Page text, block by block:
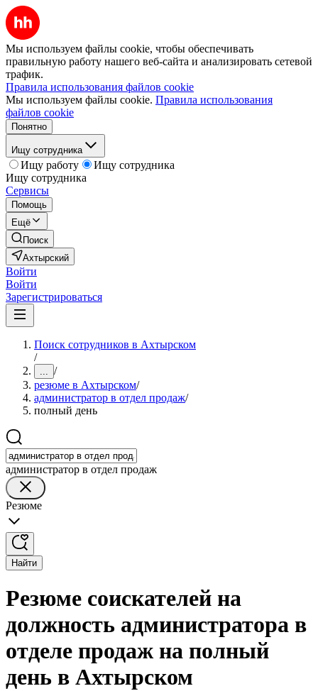
Мы используем файлы cookie, чтобы обеспечивать
правильную работу нашего веб-сайта и анализировать сетевой
трафик.
Правила использования файлов cookie
Мы используем файлы cookie. Правила использования
файлов cookie
Понятно
Ищу сотрудника
Ищу работу
Ищу сотрудника
Ищу сотрудника
Сервисы
Помощь
Ещё
Поиск
Ахтырский
Войти
Войти
Зарегистрироваться
Поиск сотрудников в Ахтырском
/
... /
резюме в Ахтырском/
администратор в отдел продаж/
полный день
администратор в отдел продаж
Резюме
Найти
Резюме соискателей на
должность администратора в
отделе продаж на полный
день в Ахтырском